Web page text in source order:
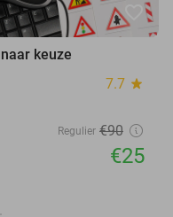
favorite_border
keuze
7.7 star
Regulier €90
€25